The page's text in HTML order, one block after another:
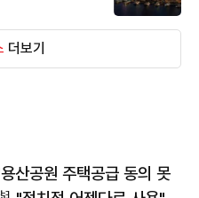
더보기
산공원 주택공급 동의 못